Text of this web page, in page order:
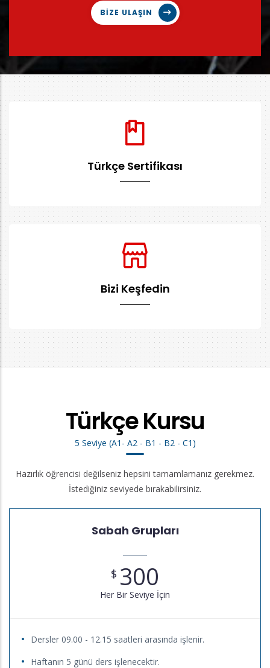
BİZE ULAŞIN
Türkçe Sertifikası
Bizi Keşfedin
Türkçe Kursu
5 Seviye (A1- A2 - B1 - B2 - C1)
Hazırlık öğrencisi değilseniz hepsini tamamlamanız gerekmez.
İstediğiniz seviyede bırakabilirsiniz.
Sabah Grupları
$ 300
Her Bir Seviye İçin
Dersler 09.00 - 12.15 saatleri arasında işlenir.
Haftanın 5 günü ders işlenecektir.